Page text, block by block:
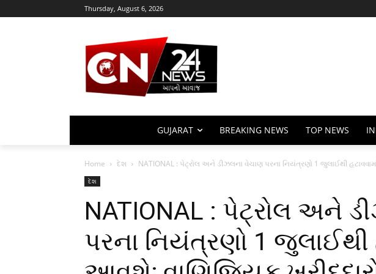
Thursday, August 6, 2026
GUJARAT BREAKING NEWS TOP NEWS
Home દેશ NATIONAL : પેટ્રોલ અને ડીઝલના વેચાણ પરના નિયંત્રણો 1 જુલાઈથી
દેશ
NATIONAL : પેટ્રોલ અને
પરના નિયંત્રણો 1 જુલાઈથી